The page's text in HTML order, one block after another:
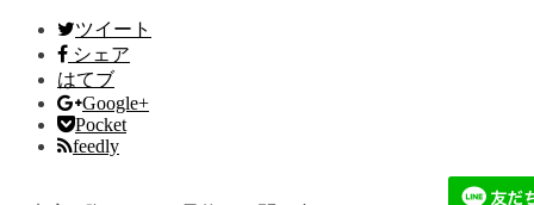
ツイート
シェア
はてブ
Google+
Pocket
feedly